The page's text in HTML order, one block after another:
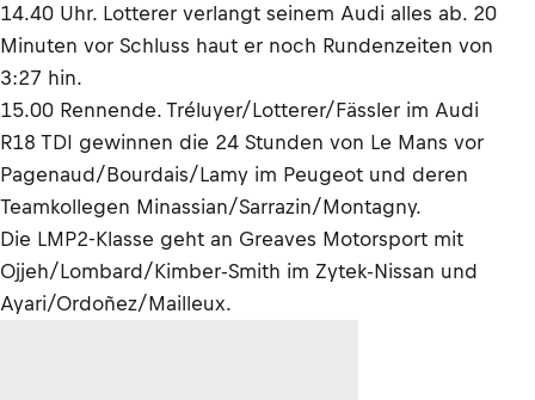
14.40 Uhr. Lotterer verlangt seinem Audi alles ab. 20
Minuten vor Schluss haut er noch Rundenzeiten von
3:27 hin.
15.00 Rennende. Tréluyer/Lotterer/Fässler im Audi
R18 TDI gewinnen die 24 Stunden von Le Mans vor
Pagenaud/Bourdais/Lamy im Peugeot und deren
Teamkollegen Minassian/Sarrazin/Montagny.
Die LMP2-Klasse geht an Greaves Motorsport mit
Ojjeh/Lombard/Kimber-Smith im Zytek-Nissan und
Ayari/Ordoñez/Mailleux.